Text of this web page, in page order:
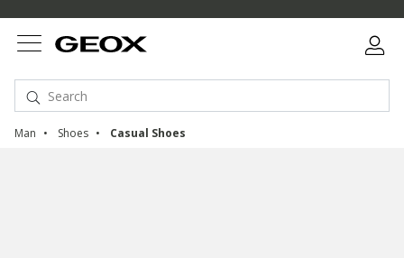
Man Shoes Casual Shoes